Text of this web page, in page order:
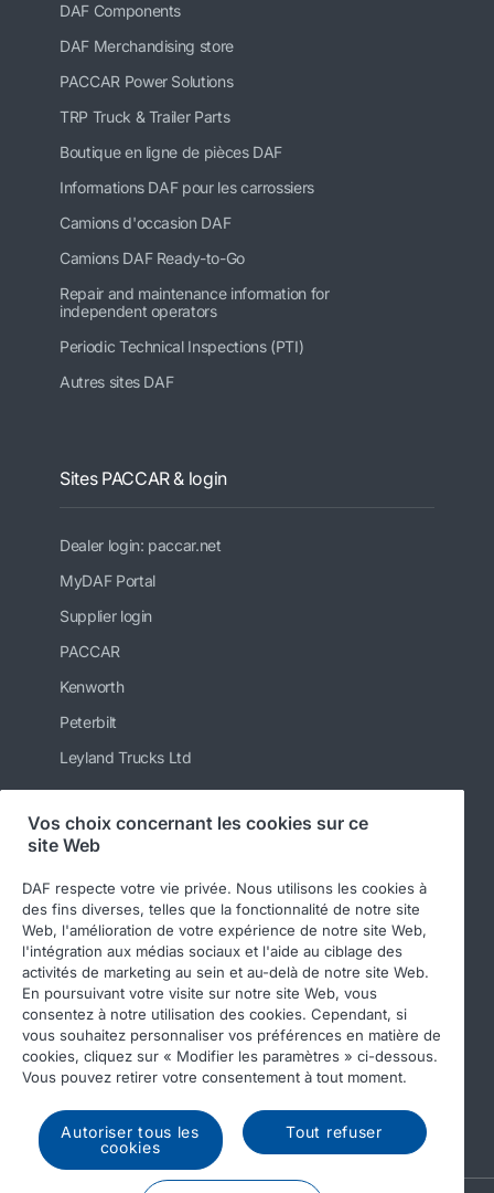
DAF Components
DAF Merchandising store
PACCAR Power Solutions
TRP Truck & Trailer Parts
Boutique en ligne de pièces DAF
Informations DAF pour les carrossiers
Camions d'occasion DAF
Camions DAF Ready-to-Go
Repair and maintenance information for
independent operators
Periodic Technical Inspections (PTI)
Autres sites DAF
Sites PACCAR & login
Dealer login: paccar.net
MyDAF Portal
Supplier login
PACCAR
Kenworth
Peterbilt
Leyland Trucks Ltd
Suivez-nous
© 2026 DAF Legal notice
Privacy statement
General conditions
DAF and cookies
Income Tax Report
Vos choix concernant les cookies sur ce
site Web
DAF respecte votre vie privée. Nous utilisons les cookies à
des fins diverses, telles que la fonctionnalité de notre site
Web, l'amélioration de votre expérience de notre site Web,
l'intégration aux médias sociaux et l'aide au ciblage des
activités de marketing au sein et au-delà de notre site Web.
En poursuivant votre visite sur notre site Web, vous
consentez à notre utilisation des cookies. Cependant, si
vous souhaitez personnaliser vos préférences en matière de
cookies, cliquez sur « Modifier les paramètres » ci-dessous.
Vous pouvez retirer votre consentement à tout moment.
Autoriser tous les
cookies
Tout refuser